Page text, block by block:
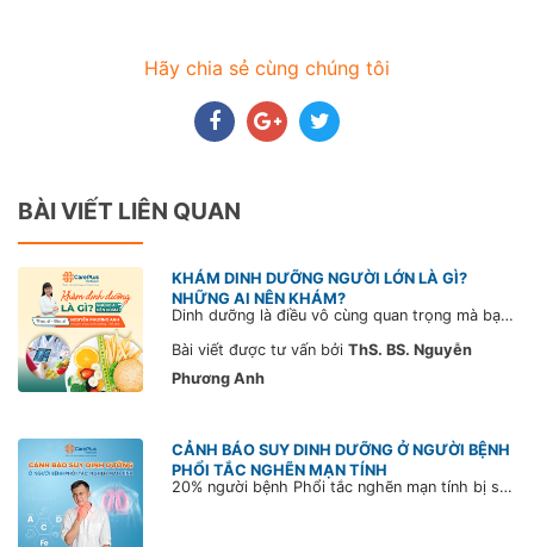
Hãy chia sẻ cùng chúng tôi
BÀI VIẾT LIÊN QUAN
KHÁM DINH DƯỠNG NGƯỜI LỚN LÀ GÌ?
NHỮNG AI NÊN KHÁM?
Dinh dưỡng là điều vô cùng quan trọng mà bạn không nên bỏ qua. Không chỉ dừng lại ở việc cải thiện vóc dáng mà còn giúp bạn làm chủ cuộc sống khỏe mạnh, tốt đẹp hơn bằng cách thực hiện chế độ ăn uống đầy đủ các chất dinh dưỡng để “kéo dài tuổi thọ”.
Bài viết được tư vấn bởi ThS. BS. Nguyễn
Phương Anh
CẢNH BÁO SUY DINH DƯỠNG Ở NGƯỜI BỆNH
PHỔI TẮC NGHẼN MẠN TÍNH
20% người bệnh Phổi tắc nghẽn mạn tính bị sụt cân, thiếu hụt vitamin và protein, thậm chí suy dinh dưỡng. Đây là tình trạng đáng lưu ý, vì có thể dẫn đến suy giảm khả năng miễn dịch và thúc đẩy bệnh trở nặng.